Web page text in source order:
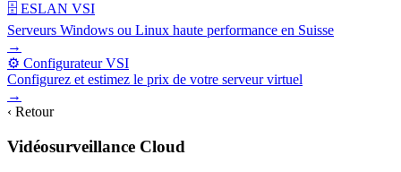
🗄️ ESLAN VSI
Serveurs Windows ou Linux haute performance en Suisse
→
⚙️ Configurateur VSI
Configurez et estimez le prix de votre serveur virtuel
→
‹ Retour
Vidéosurveillance Cloud